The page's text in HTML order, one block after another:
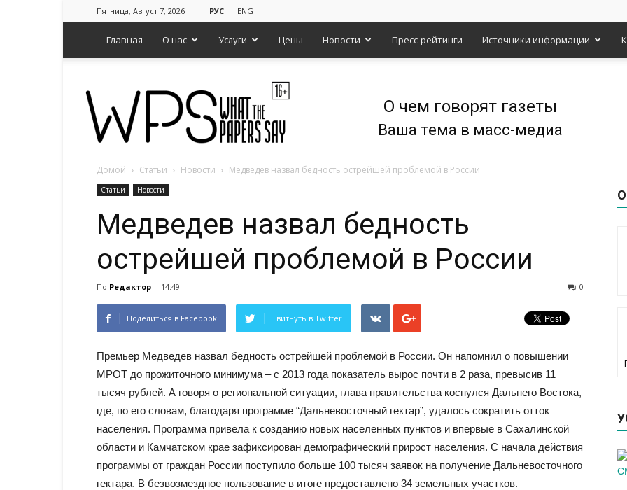
Пятница, Август 7, 2026 РУС ENG
Главная О нас Услуги Цены Новости Пресс-рейтинги Источники информации
WPS
говорят
О чем говорят газеты
Ваша тема в масс-медиа
Домой Статьи Новости Медведев назвал бедность острейшей проблемой в России
Статьи Новости
Медведев назвал бедность
острейшей проблемой в России
По Редактор - 14:49 0
Поделиться в Facebook Твитнуть в Twitter
Премьер Медведев назвал бедность острейшей проблемой в России. Он напомнил о повышении
МРОТ до прожиточного минимума – с 2013 года показатель вырос почти в 2 раза, превысив 11
тысяч рублей. А говоря о региональной ситуации, глава правительства коснулся Дальнего Востока,
где, по его словам, благодаря программе “Дальневосточный гектар”, удалось сократить отток
населения. Программа привела к созданию новых населенных пунктов и впервые в Сахалинской
области и Камчатском крае зафиксирован демографический прирост населения. С начала действия
программы от граждан России поступило больше 100 тысяч заявок на получение Дальневосточного
гектара. В безвозмездное пользование в итоге предоставлено 34 земельных участков.